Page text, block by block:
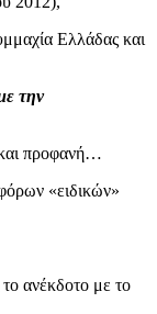
Ελλάδας και
την
προφανή…
«ειδικών»
ανέκδοτο με το